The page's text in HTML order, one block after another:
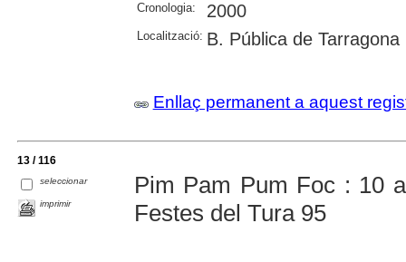
Cronologia: 2000
Localització: B. Pública de Tarragona
Enllaç permanent a aquest
13 / 116
seleccionar
imprimir
Pim Pam Pum Foc : 10
Festes del Tura 95